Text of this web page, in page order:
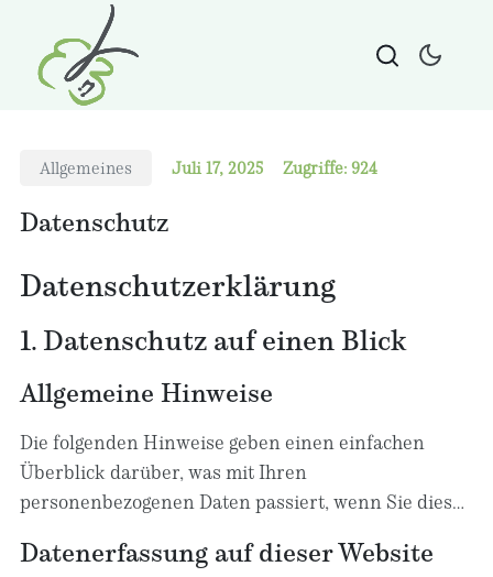
Allgemeines Juli 17, 2025 Zugriffe: 924
Datenschutz
Datenschutz­erklärung
1. Datenschutz auf einen Blick
Allgemeine Hinweise
Die folgenden Hinweise geben einen einfachen
Überblick darüber, was mit Ihren
personenbezogenen Daten passiert, wenn Sie diese
alle Daten, mit denen Sie persönlich identifiziert
Datenerfassung auf dieser Website